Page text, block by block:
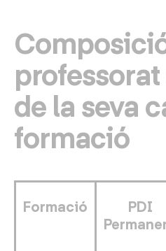
de la seva
formació
Formació
PDI